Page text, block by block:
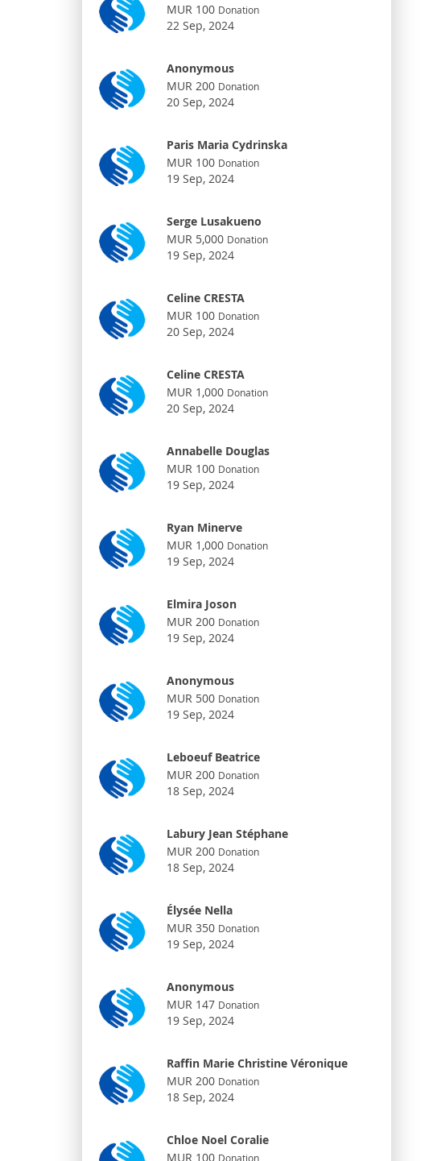
MUR 100 Donation
22 Sep, 2024
Anonymous
MUR 200 Donation
20 Sep, 2024
Paris Maria Cydrinska
MUR 100 Donation
19 Sep, 2024
Serge Lusakueno
MUR 5,000 Donation
19 Sep, 2024
Celine CRESTA
MUR 100 Donation
20 Sep, 2024
Celine CRESTA
MUR 1,000 Donation
20 Sep, 2024
Annabelle Douglas
MUR 100 Donation
19 Sep, 2024
Ryan Minerve
MUR 1,000 Donation
19 Sep, 2024
Elmira Joson
MUR 200 Donation
19 Sep, 2024
Anonymous
MUR 500 Donation
19 Sep, 2024
Leboeuf Beatrice
MUR 200 Donation
18 Sep, 2024
Labury Jean Stéphane
MUR 200 Donation
18 Sep, 2024
Élysée Nella
MUR 350 Donation
19 Sep, 2024
Anonymous
MUR 147 Donation
19 Sep, 2024
Raffin Marie Christine Véronique
MUR 200 Donation
18 Sep, 2024
Chloe Noel Coralie
MUR 100 Donation